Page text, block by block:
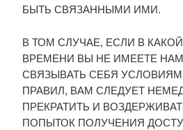
БЫТЬ СВЯЗАННЫМИ ИМИ.
В ТОМ СЛУЧАЕ, ЕСЛИ В
ВРЕМЕНИ ВЫ НЕ ИМЕЕТЕ
СВЯЗЫВАТЬ СЕБЯ
ПРАВИЛ, ВАМ СЛЕДУЕТ
ПРЕКРАТИТЬ И
ПОПЫТОК ПОЛУЧЕНИЯ